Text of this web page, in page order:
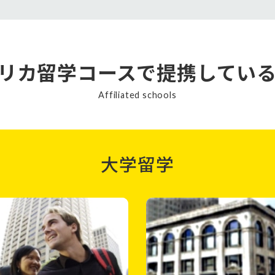
カ留学コースで提携してい
Affiliated schools
大学留学